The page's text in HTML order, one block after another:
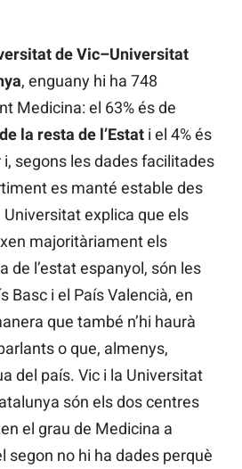
de Vic–Universitat
, enguany hi ha 748
Medicina: el 63% és de
la resta de l’Estat i el 4% és
segons les dades facilitades
es manté estable des
explica que els
majoritàriament els
de l’estat espanyol, són les
Basc i el País Valencià, en
que també n’hi haurà
o que, almenys,
del país. Vic i la Universitat
són els dos centres
el grau de Medicina a
segon no hi ha dades perquè